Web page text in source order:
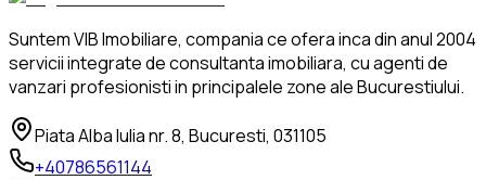
Suntem VIB Imobiliare, compania ce ofera inca din anul 2004
servicii integrate de consultanta imobiliara, cu agenti de
vanzari profesionisti in principalele zone ale Bucurestiului.
Piata Alba Iulia nr. 8, Bucuresti, 031105
+40786561144